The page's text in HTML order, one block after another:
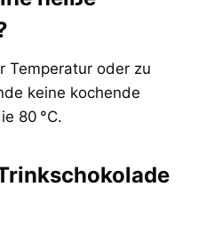
Temperatur oder zu
keine kochende
80 °C.